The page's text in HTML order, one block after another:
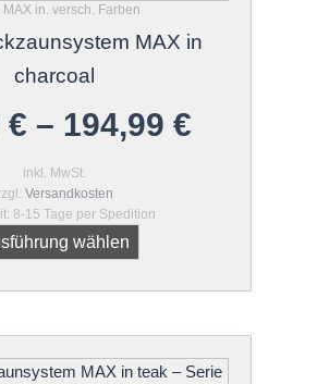
MAX in. versch. Farben
MAX in
charcoal
€ – 194,99 €
inkl. MwSt.
Versandkosten
8-15 Tage per Spedition
wählen
mehrere
Varianten
Optionen
Produktseite
Produkt